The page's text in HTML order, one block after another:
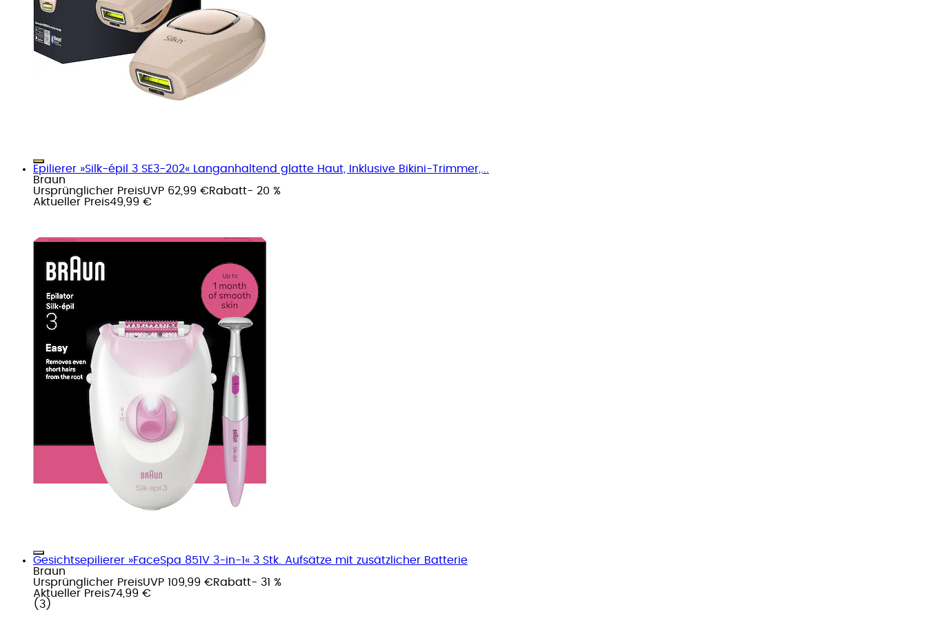
Epilierer »Silk-épil 3 SE3-202« Langanhaltend glatte Haut, Inklusive Bikini-Trimmer,...
Braun
Ursprünglicher PreisUVP 62,99 €Rabatt- 20 %
Aktueller Preis49,99 €
Gesichtsepilierer »FaceSpa 851V 3-in-1« 3 Stk. Aufsätze mit zusätzlicher Batterie
Braun
Ursprünglicher PreisUVP 109,99 €Rabatt- 31 %
Aktueller Preis74,99 €
( 3 )